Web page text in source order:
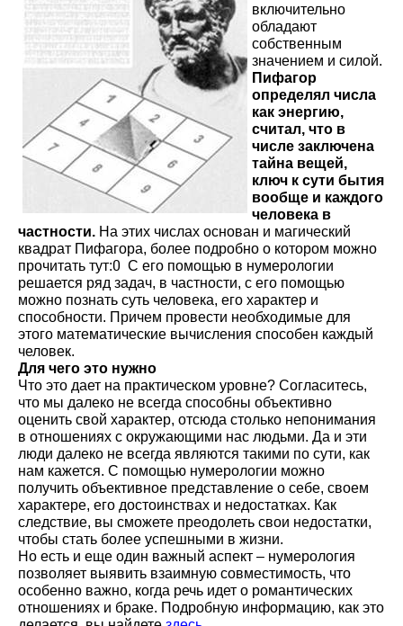
включительно
обладают
собственным
значением и силой.
Пифагор
определял числа
как энергию,
считал, что в
числе заключена
тайна вещей,
ключ к сути бытия
вообще и каждого
человека в
частности. На этих числах основан и магический
квадрат Пифагора, более подробно о котором можно
прочитать тут:0 С его помощью в нумерологии
решается ряд задач, в частности, с его помощью
можно познать суть человека, его характер и
способности. Причем провести необходимые для
этого математические вычисления способен каждый
человек.
Для чего это нужно
Что это дает на практическом уровне? Согласитесь,
что мы далеко не всегда способны объективно
оценить свой характер, отсюда столько непонимания
в отношениях с окружающими нас людьми. Да и эти
люди далеко не всегда являются такими по сути, как
нам кажется. С помощью нумерологии можно
получить объективное представление о себе, своем
характере, его достоинствах и недостатках. Как
следствие, вы сможете преодолеть свои недостатки,
чтобы стать более успешными в жизни.
Но есть и еще один важный аспект – нумерология
позволяет выявить взаимную совместимость, что
особенно важно, когда речь идет о романтических
отношениях и браке. Подробную информацию, как это